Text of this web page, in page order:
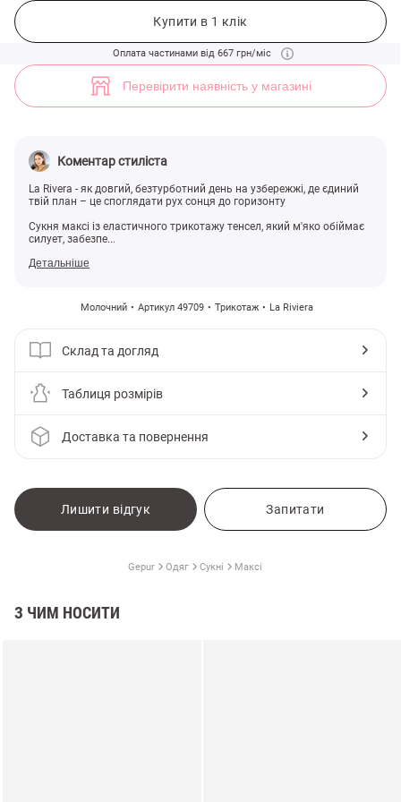
Купити в 1 клік
Оплата частинами від 667 грн/міс
Перевірити наявність у магазині
Коментар стиліста
La Rivera - як довгий, безтурботний день на узбережжі, де єдиний
твій план – це споглядати рух сонця до горизонту
Сукня максі із еластичного трикотажу тенсел, який м'яко обіймає
силует, забезпе...
Детальніше
Молочний Артикул 49709 Трикотаж La Riviera
Склад та догляд
Таблиця розмірів
Доставка та повернення
Лишити відгук Запитати
Gepur Одяг Сукні Максі
З ЧИМ НОСИТИ
Молочна трикотажна сукня максі з круглим вирізом (арт. 49709) ♡